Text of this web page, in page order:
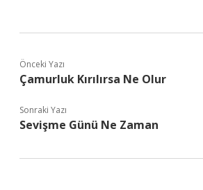
Önceki Yazı
Çamurluk Kırılırsa Ne Olur
Sonraki Yazı
Sevişme Günü Ne Zaman